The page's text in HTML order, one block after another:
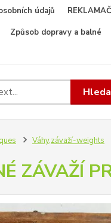
údajů
Způsob dopravy a balné
Váhy,závaží-weights
ZÁVAŽÍ